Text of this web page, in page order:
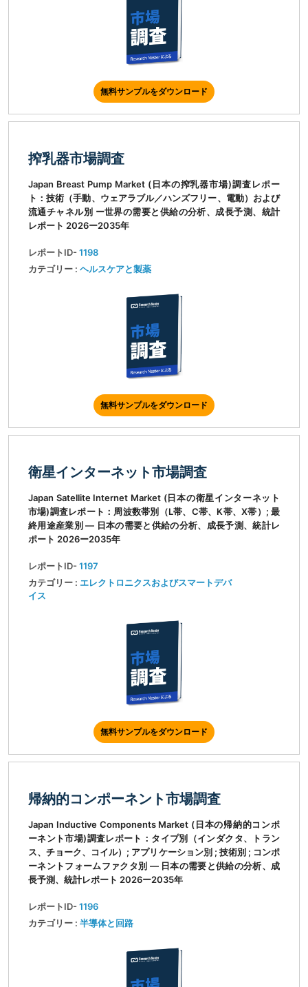
無料サンプルをダウンロード
搾乳器市場調査
Japan Breast Pump Market (日本の搾乳器市場)調査レポー
ト：技術（手動、ウェアラブル／ハンズフリー、電動）および
流通チャネル別 ー世界の需要と供給の分析、成長予測、統計
レポート 2026ー2035年
レポートID-1198
カテゴリー : ヘルスケアと製薬
無料サンプルをダウンロード
衛星インターネット市場調査
Japan Satellite Internet Market (日本の衛星インターネット
市場)調査レポート：周波数帯別（L帯、C帯、K帯、X帯）; 最
終用途産業別 ― 日本の需要と供給の分析、成長予測、統計レ
ポート 2026ー2035年
レポートID-1197
カテゴリー : エレクトロニクスおよびスマートデバ
イス
無料サンプルをダウンロード
帰納的コンポーネント市場調査
Japan Inductive Components Market (日本の帰納的コンポ
ーネント市場)調査レポート：タイプ別（インダクタ、トラン
ス、チョーク、コイル）; アプリケーション別 ; 技術別 ; コンポ
ーネントフォームファクタ別 ― 日本の需要と供給の分析、成
長予測、統計レポート 2026ー2035年
レポートID-1196
カテゴリー : 半導体と回路